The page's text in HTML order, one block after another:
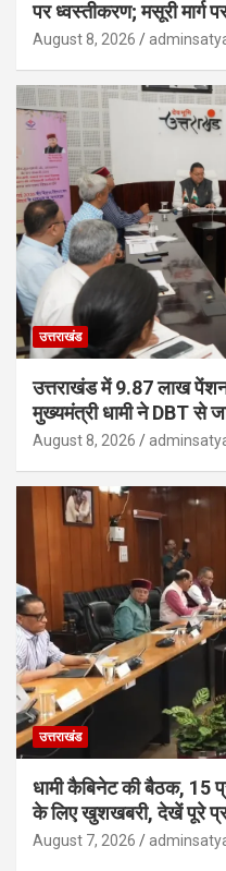
पर ध्वस्तीकरण; मसूरी मार्ग
August 8, 2026
उत्तराखंड
उत्तराखंड में 9.87 लाख पेंशन
मुख्यमंत्री धामी ने DBT से
August 8, 2026
उत्तराखंड
धामी कैबिनेट की बैठक, 15
के लिए खुशखबरी, देखें पूरे
August 7, 2026